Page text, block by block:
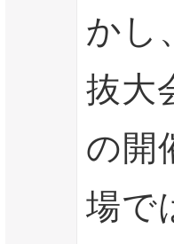
かし
抜大
の開
場で